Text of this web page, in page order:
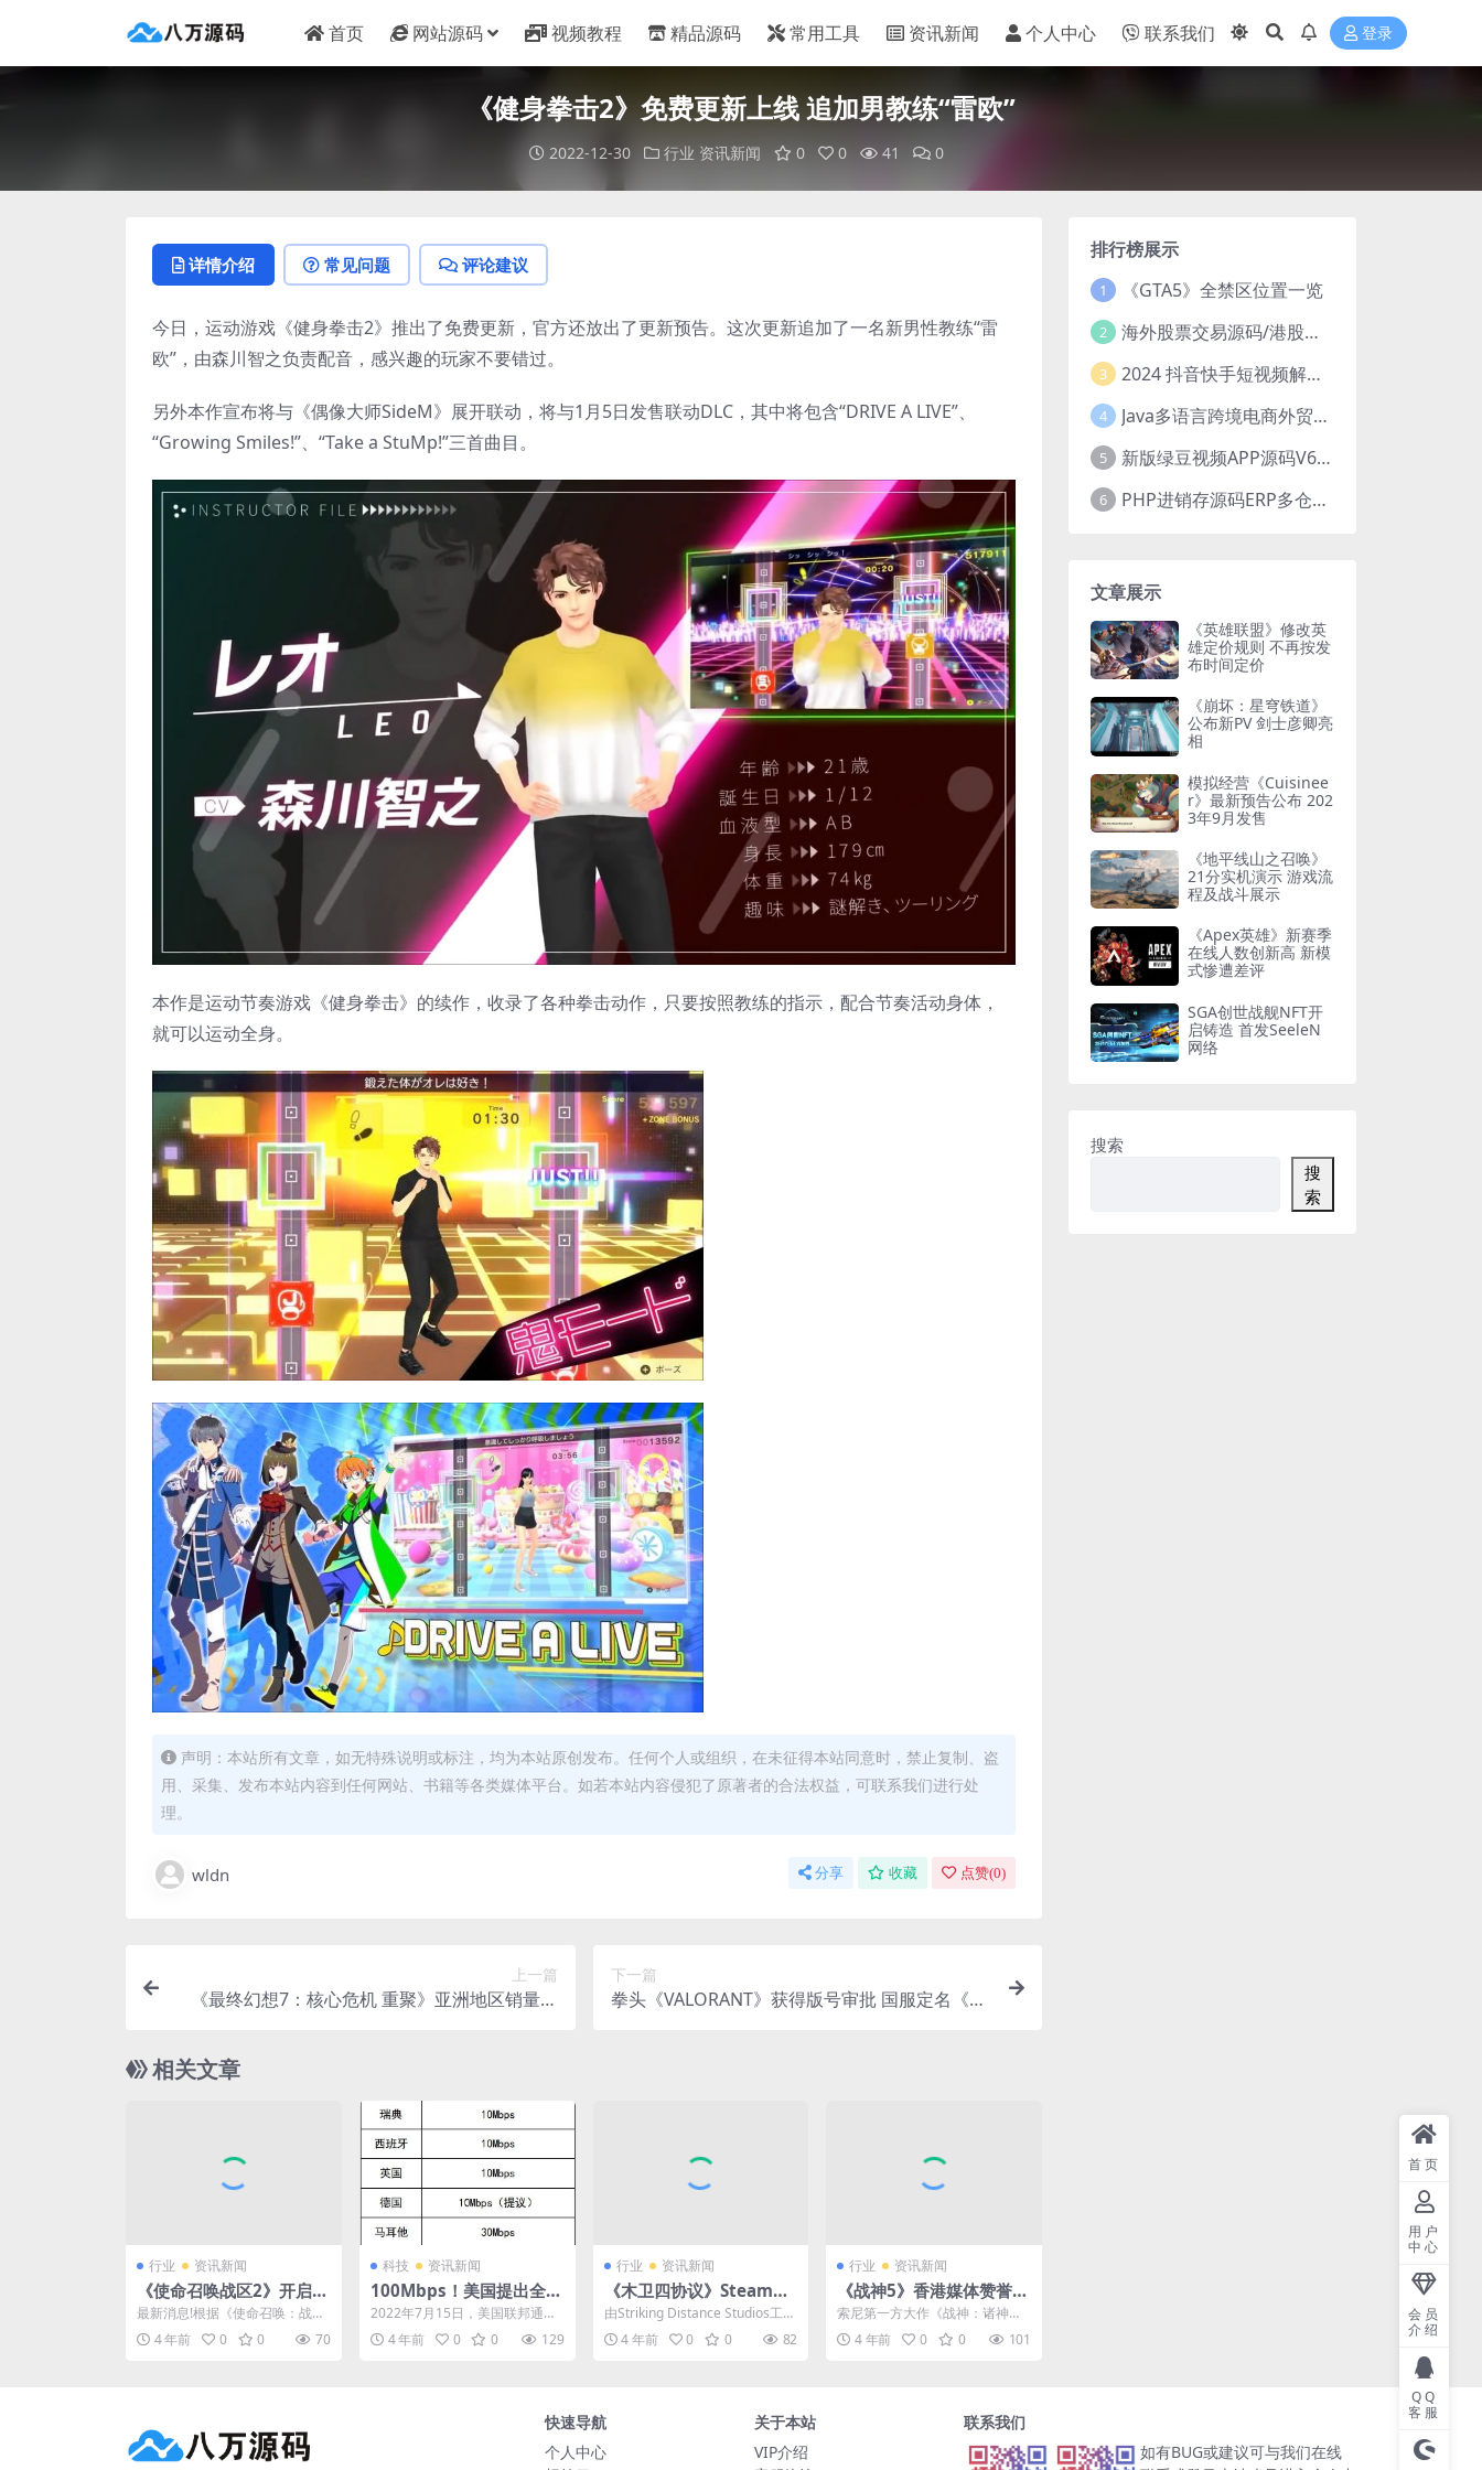
首页 网站源码 视频教程 精品源码 常用工具 资讯新闻 个人中心 联系我们 登录
《健身拳击2》免费更新上线 追加男教练“雷欧”
2022-12-30 行业 资讯新闻 0 0 41 0
详情介绍 常见问题 评论建议
今日，运动游戏《健身拳击2》推出了免费更新，官方还放出了更新预告。这次更新追加了一名新男性教练“雷
欧”，由森川智之负责配音，感兴趣的玩家不要错过。
另外本作宣布将与《偶像大师SideM》展开联动，将与1月5日发售联动DLC，其中将包含“DRIVE A LIVE”、
“Growing Smiles!”、“Take a StuMp!”三首曲目。
本作是运动节奏游戏《健身拳击》的续作，收录了各种拳击动作，只要按照教练的指示，配合节奏活动身体，
就可以运动全身。
声明：本站所有文章，如无特殊说明或标注，均为本站原创发布。任何个人或组织，在未征得本站同意时，禁止复制、盗
用、采集、发布本站内容到任何网站、书籍等各类媒体平台。如若本站内容侵犯了原著者的合法权益，可联系我们进行处
理。
wldn 分享 收藏 点赞(0)
上一篇
《最终幻想7：核心危机 重聚》亚洲地区销量出
下一篇
拳头《VALORANT》获得版号审批 国服定名《无
相关文章
行业 资讯新闻
《使命召唤战区2》开启预
载 玩家戏称塔科夫版大逃
杀
最新消息!根据《使命召唤：战区
2》官方推特，今天(11月16日)正
式开启预载，并...
4 年前 0 0 70
科技 资讯新闻
100Mbps！美国提出全球
最高普遍宽带服务要求
2022年7月15日，美国联邦通信
委员会（FCC）发布了“调查通
知”，建议将最低...
4 年前 0 0 129
行业 资讯新闻
《木卫四协议》Steam显
示使用D加密 支持中文语
音
由Striking Distance Studios工作
室开发的《木卫四协议》将...
4 年前 0 0 82
行业 资讯新闻
《战神5》香港媒体赞誉宣
传片 本世代最出色游戏之
一
索尼第一方大作《战神：诸神黄
昏》发售后获得了玩家和媒体的
好评，近日索尼放出了《战...
4 年前 0 0 101
排行榜展示
1 《GTA5》全禁区位置一览
2 海外股票交易源码/港股泰股/美股源码/印度股源码/马拉西亚股票源码/国际股票配资
3 2024 抖音快手短视频解析去水印php源码
4 Java多语言跨境电商外贸商城TikToKshop内嵌商城I商家入驻I一键铺
5 新版绿豆视频APP源码V6.6 免授权插件版
6 PHP进销存源码ERP多仓库管理系统 手机版进销存 php网络版进销存小程序
文章展示
《英雄联盟》修改英
雄定价规则 不再按发
布时间定价
《崩坏：星穹铁道》
公布新PV 剑士彦卿亮
相
模拟经营《Cuisinee
r》最新预告公布 202
3年9月发售
《地平线山之召唤》
21分实机演示 游戏流
程及战斗展示
《Apex英雄》新赛季
在线人数创新高 新模
式惨遭差评
SGA创世战舰NFT开
启铸造 首发SeeleN
网络
搜索
搜
索
快速导航
个人中心
关于本站
VIP介绍
联系我们
如有BUG或建议可与我们在线
首页
用户
中心
会员
介绍
QQ
客服